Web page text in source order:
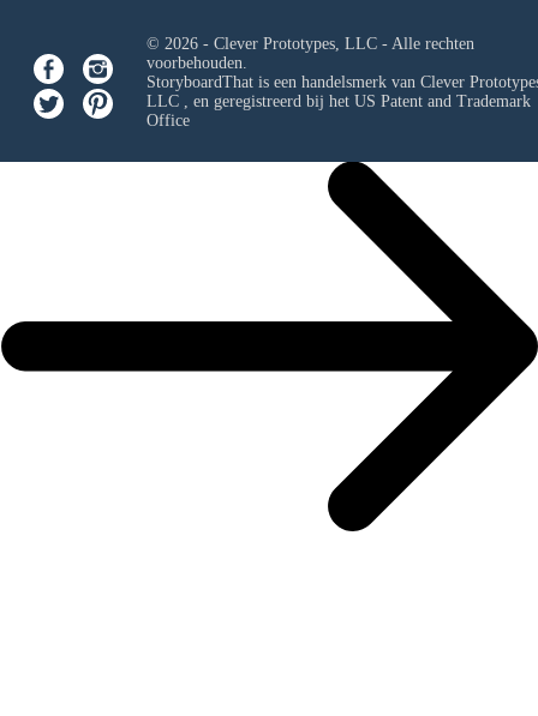
© 2026 - Clever Prototypes, LLC - Alle rechten
voorbehouden.
StoryboardThat is een handelsmerk van Clever
LLC, en geregistreerd bij het US Patent and Trademark
Office